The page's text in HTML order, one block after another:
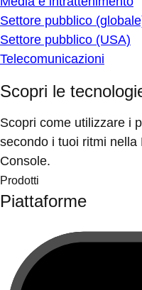
Settore pubblico
Settore pubblico (USA)
Telecomunicazioni
Scopri le
Scopri come utilizzare i
secondo i tuoi ritmi
Console.
Prodotti
Piattaforme